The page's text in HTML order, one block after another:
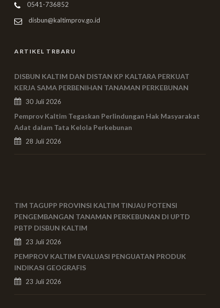
0541-736852
disbun@kaltimprov.go.id
ARTIKEL TRBARU
DISBUN KALTIM DAN DISTAN KP KALTARA PERKUAT
KERJA SAMA PERBENIHAN TANAMAN PERKEBUNAN
30 Juli 2026
Pemprov Kaltim Tegaskan Perlindungan Hak Masyarakat
Adat dalam Tata Kelola Perkebunan
28 Juli 2026
TIM TAGUPP PROVINSI KALTIM TINJAU POTENSI
PENGEMBANGAN TANAMAN PERKEBUNAN DI UPTD
PBTP DISBUN KALTIM
23 Juli 2026
PEMPROV KALTIM EVALUASI PENGUATAN PRODUK
INDIKASI GEOGRAFIS
23 Juli 2026